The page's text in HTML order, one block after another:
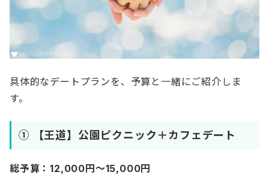
具体的なデートプランを、予算と一緒にご紹介しま
す。
① 【王道】公園ピクニック＋カフェデート
総予算：12,000円〜15,000円